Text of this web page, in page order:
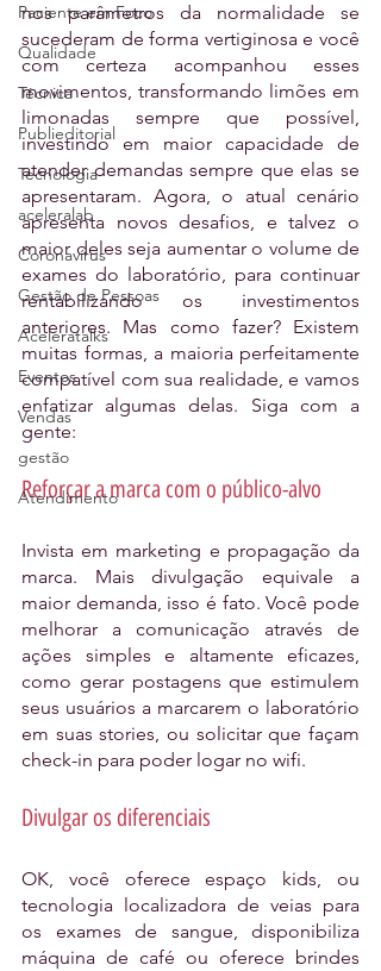
Paciente em Foco
Qualidade
Técnica
Publieditorial
Tecnologia
aceleralab
Coronavírus
Gestão de Pessoas
Aceleratalks
Eventos
Vendas
gestão
Atendimento
nos parâmetros da normalidade se
sucederam de forma vertiginosa e você
com certeza acompanhou esses
movimentos, transformando limões em
limonadas sempre que possível,
investindo em maior capacidade de
atender demandas sempre que elas se
apresentaram. Agora, o atual cenário
apresenta novos desafios, e talvez o
maior deles seja aumentar o volume de
exames do laboratório, para continuar
rentabilizando os investimentos
anteriores. Mas como fazer? Existem
muitas formas, a maioria perfeitamente
compatível com sua realidade, e vamos
enfatizar algumas delas. Siga com a
gente:
Reforçar a marca com o público-alvo
Invista em marketing e propagação da
marca. Mais divulgação equivale a
maior demanda, isso é fato. Você pode
melhorar a comunicação através de
ações simples e altamente eficazes,
como gerar postagens que estimulem
seus usuários a marcarem o laboratório
em suas stories, ou solicitar que façam
check-in para poder logar no wifi.
Divulgar os diferenciais
OK, você oferece espaço kids, ou
tecnologia localizadora de veias para
os exames de sangue, disponibiliza
máquina de café ou oferece brindes